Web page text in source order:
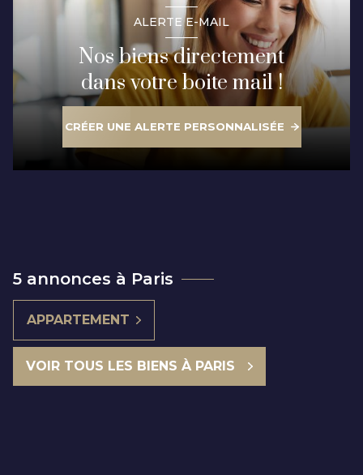
ALERTE E-MAIL
Nos biens directement
dans votre boite mail !
CRÉER UNE ALERTE PERSONNALISÉE
5 annonces à Paris
APPARTEMENT
VOIR TOUS LES BIENS À PARIS